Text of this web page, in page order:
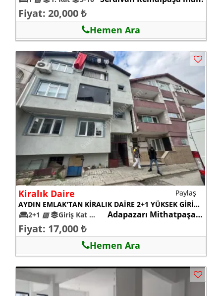
Fiyat: 20,000 ₺
Hemen Ara
Kiralık Daire
AYDIN EMLAK'TAN KİRALIK DAİRE 2+1 YÜKSEK GİRİŞ - MİTHATPAŞA / ADAPAZARI
2+1 ▨ Giriş Kat 11-15 Adapazarı Mithatpaşa mah.
Fiyat: 17,000 ₺
Hemen Ara
Paylaş